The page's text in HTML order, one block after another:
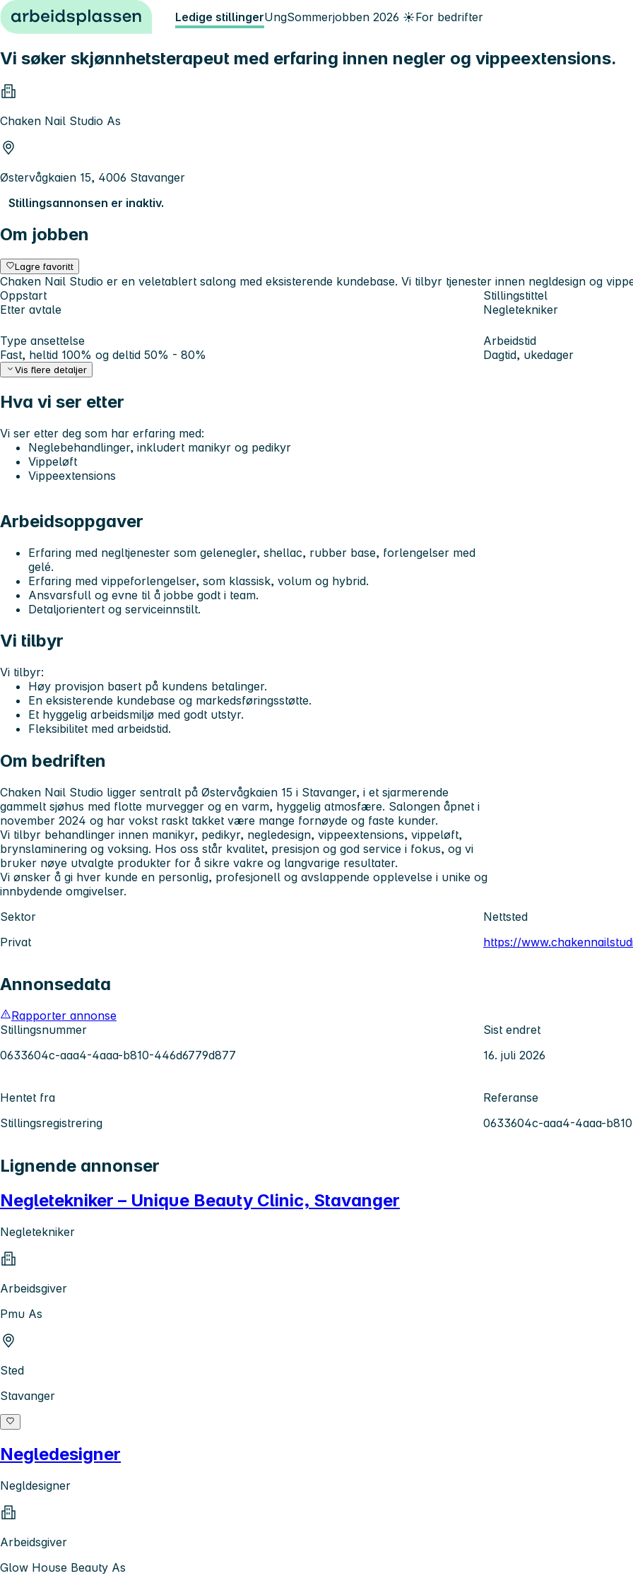
Hopp til innhold Ledige stillingerUngSommerjobben 2026 ☀️For bedrifter
Vi søker skjønnhetsterapeut med erfaring innen negler og vippeextensions.
Chaken Nail Studio As
Østervågkaien 15, 4006 Stavanger
Stillingsannonsen er inaktiv.
Om jobben
Lagre favoritt
Chaken Nail Studio er en veletablert salong med eksisterende kundebase. Vi tilbyr tjenester innen negldesign og
Oppstart
Etter avtale
Stillingstittel
Negletekniker
Type ansettelse
Fast, heltid 100% og deltid 50% - 80%
Arbeidstid
Dagtid, ukedager
Vis flere detaljer
Hva vi ser etter
Vi ser etter deg som har erfaring med:
Neglebehandlinger, inkludert manikyr og pedikyr
Vippeløft
Vippeextensions
Arbeidsoppgaver
Erfaring med negltjenester som gelenegler, shellac, rubber base, forlengelser med
gelé.
Erfaring med vippeforlengelser, som klassisk, volum og hybrid.
Ansvarsfull og evne til å jobbe godt i team.
Detaljorientert og serviceinnstilt.
Vi tilbyr
Vi tilbyr:
Høy provisjon basert på kundens betalinger.
En eksisterende kundebase og markedsføringsstøtte.
Et hyggelig arbeidsmiljø med godt utstyr.
Fleksibilitet med arbeidstid.
Om bedriften
Chaken Nail Studio ligger sentralt på Østervågkaien 15 i Stavanger, i et sjarmerende
gammelt sjøhus med flotte murvegger og en varm, hyggelig atmosfære. Salongen åpnet i
november 2024 og har vokst raskt takket være mange fornøyde og faste kunder.
Vi tilbyr behandlinger innen manikyr, pedikyr, negledesign, vippeextensions, vippeløft,
brynslaminering og voksing. Hos oss står kvalitet, presisjon og god service i fokus, og vi
bruker nøye utvalgte produkter for å sikre vakre og langvarige resultater.
Vi ønsker å gi hver kunde en personlig, profesjonell og avslappende opplevelse i unike og
innbydende omgivelser.
Sektor
Privat
Nettsted
https://
Annonsedata
Rapporter annonse
Stillingsnummer
0633604c-aaa4-4aaa-b810-446d6779d877
Sist endret
16. juli 2026
Hentet fra
Stillingsregistrering
Referanse
0633604c-aaa4-4aaa-
Lignende annonser
Negletekniker – Unique Beauty Clinic, Stavanger
Negletekniker
Arbeidsgiver
Pmu As
Sted
Stavanger
Negledesigner
Negldesigner
Arbeidsgiver
Glow House Beauty As